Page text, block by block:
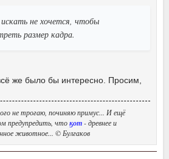
искать не хочется, чтобы
размер кадра.
же было бы интересно. Просим,
не трогаю, починяю примус... И ещё
предупредить, чтоӄот- древнее и
животное... © Булгаков